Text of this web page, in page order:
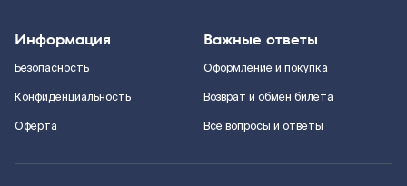
Информация
Безопасность
Конфиденциальность
Оферта
Важные ответы
Оформление и покупка
Возврат и обмен билета
Все вопросы и ответы